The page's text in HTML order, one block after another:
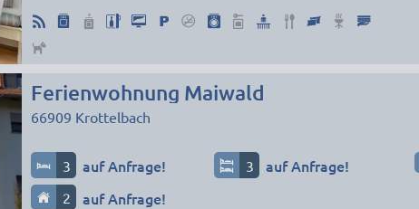
Ferienwohnung Maiwald
66909 Krottelbach
3 auf Anfrage! 3 auf Anfrage!
2 auf Anfrage!